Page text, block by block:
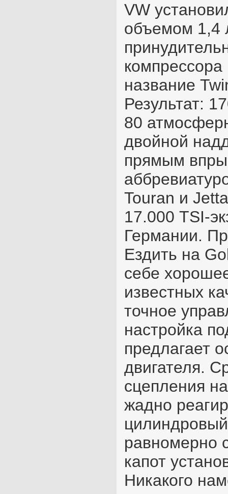
VW
объемом 1,4
название
Результат:
80
двойной
прямым
Touran и
17.000 TSI-
Германии.
Ездить на
себе
известных
точное
настройка
предлагает
двигателя.
сцепления
жадно
цилиндровый
равномерно
капот
Никакого